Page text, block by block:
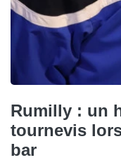
Rumilly : un
tournevis
bar